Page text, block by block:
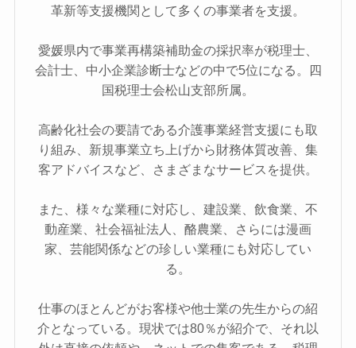
革新等支援機関として多くの事業者を支援。
愛媛県内で事業再構築補助金の採択率が税理士、
会計士、中小企業診断士などの中で5位になる。四
国税理士会松山支部所属。
高齢化社会の要請である介護事業経営支援にも取
り組み、新規事業立ち上げから財務体質改善、集
客アドバイスなど、さまざまなサービスを提供。
また、様々な業種に対応し、建設業、飲食業、不
動産業、社会福祉法人、酪農業、さらには漫画
家、芸能関係などの珍しい業種にも対応してい
る。
仕事のほとんどがお客様や他士業の先生からの紹
介となっている。現状では80％が紹介で、それ以